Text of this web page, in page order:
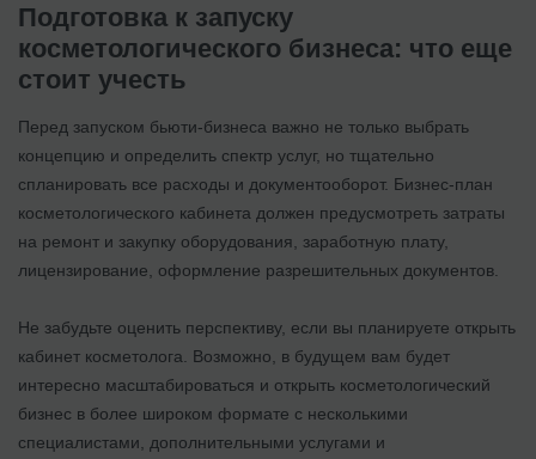
Подготовка к запуску
косметологического бизнеса: что еще
стоит учесть
Перед запуском бьюти-бизнеса важно не только выбрать
концепцию и определить спектр услуг, но тщательно
спланировать все расходы и документооборот. Бизнес-план
косметологического кабинета должен предусмотреть затраты
на ремонт и закупку оборудования, заработную плату,
лицензирование, оформление разрешительных документов.
Не забудьте оценить перспективу, если вы планируете открыть
кабинет косметолога. Возможно, в будущем вам будет
интересно масштабироваться и открыть косметологический
бизнес в более широком формате с несколькими
специалистами, дополнительными услугами и